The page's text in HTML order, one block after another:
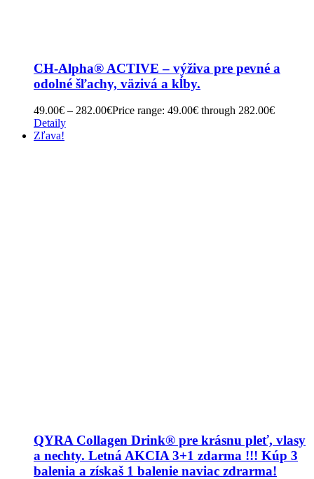
CH-Alpha® ACTIVE – výživa pre pevné a
odolné šľachy, väzivá a kĺby.
49.00€ – 282.00€Price range: 49.00€ through 282.00€
Detaily
Zľava!
QYRA Collagen Drink® pre krásnu pleť, vlasy
a nechty. Letná AKCIA 3+1 zdarma !!! Kúp 3
balenia a získaš 1 balenie naviac zdrarma!